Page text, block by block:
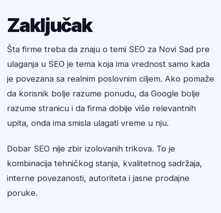
Zaključak
Šta firme treba da znaju o temi SEO za Novi Sad pre
ulaganja u SEO je tema koja ima vrednost samo kada
je povezana sa realnim poslovnim ciljem. Ako pomaže
da korisnik bolje razume ponudu, da Google bolje
razume stranicu i da firma dobije više relevantnih
upita, onda ima smisla ulagati vreme u nju.
Dobar SEO nije zbir izolovanih trikova. To je
kombinacija tehničkog stanja, kvalitetnog sadržaja,
interne povezanosti, autoriteta i jasne prodajne
poruke.